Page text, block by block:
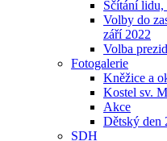
Sčítání lidu,
Volby do
září 2022
Volba
Fotogalerie
Kněžice a
Kostel sv.
Akce
Dětský den
SDH